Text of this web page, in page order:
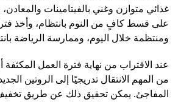
غذائي متوازن وغني بالفيتامينات
على قسط كافٍ من النوم بانتظام، وأخذ
ومنتظمة خلال اليوم، وممارسة الرياضة
عند الاقتراب من نهاية فترة العمل المكثفة
من المهم الانتقال تدريجيًا إلى الروتين
المفاجئ. يمكن تحقيق ذلك عن طريق